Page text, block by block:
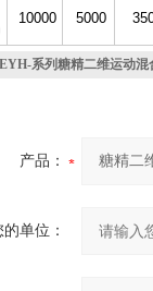
10000 5000
EYH-系列糖精二维运动混
产品：
的单位：